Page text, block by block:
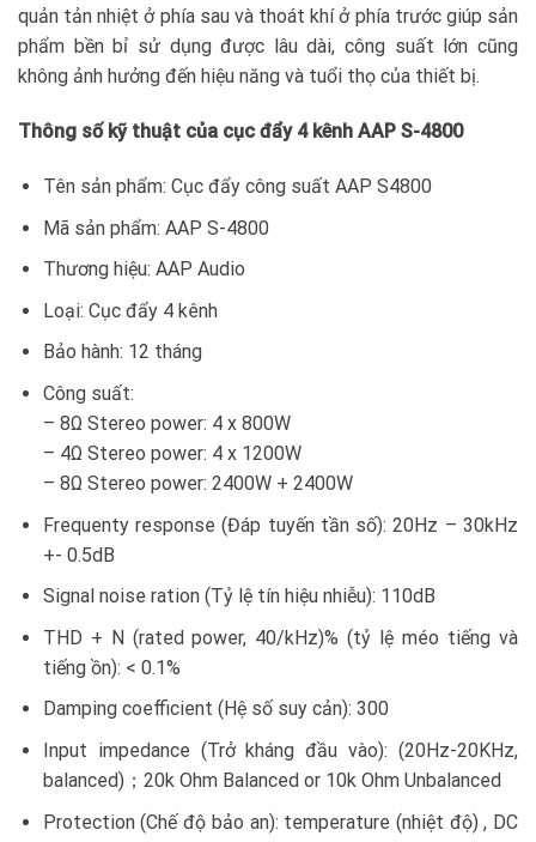
quản tản nhiệt ở phía sau và thoát khí ở phía trước giúp sản
phẩm bền bỉ sử dụng được lâu dài, công suất lớn cũng
không ảnh hưởng đến hiệu năng và tuổi thọ của thiết bị.
Thông số kỹ thuật của cục đẩy 4 kênh AAP S-4800
Tên sản phẩm: Cục đẩy công suất AAP S4800
Mã sản phẩm: AAP S-4800
Thương hiệu: AAP Audio
Loại: Cục đẩy 4 kênh
Bảo hành: 12 tháng
Công suất:
– 8Ω Stereo power: 4 x 800W
– 4Ω Stereo power: 4 x 1200W
– 8Ω Stereo power: 2400W + 2400W
Frequenty response (Đáp tuyến tần số): 20Hz – 30kHz
+- 0.5dB
Signal noise ration (Tỷ lệ tín hiệu nhiễu): 110dB
THD + N (rated power, 40/kHz)% (tỷ lệ méo tiếng và
tiếng ồn): < 0.1%
Damping coefficient (Hệ số suy cản): 300
Input impedance (Trở kháng đầu vào): (20Hz-20KHz,
balanced)；20k Ohm Balanced or 10k Ohm Unbalanced
Protection (Chế độ bảo an): temperature (nhiệt độ) , DC